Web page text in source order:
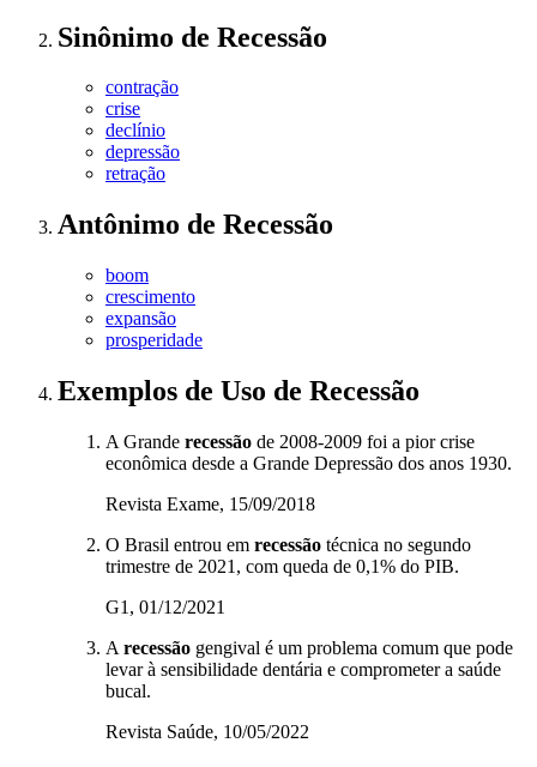
Sinônimo de Recessão
contração
crise
declínio
depressão
retração
Antônimo de Recessão
boom
crescimento
expansão
prosperidade
Exemplos de Uso de Recessão
A Grande recessão de 2008-2009 foi a pior crise
econômica desde a Grande Depressão dos anos 1930.
Revista Exame, 15/09/2018
O Brasil entrou em recessão técnica no segundo
trimestre de 2021, com queda de 0,1% do PIB.
G1, 01/12/2021
A recessão gengival é um problema comum que pode
levar à sensibilidade dentária e comprometer a saúde
bucal.
Revista Saúde, 10/05/2022